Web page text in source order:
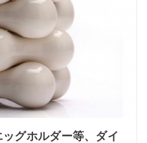
グホルダー等、ダイ